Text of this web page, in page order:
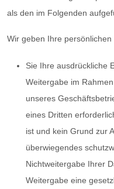
als den im Folgenden
Wir geben Ihre
Sie Ihre ausdrückliche
Weitergabe im
unseres
eines Dritten
ist und kein Grund zur
überwiegendes
Nichtweitergabe Ihrer
Weitergabe eine